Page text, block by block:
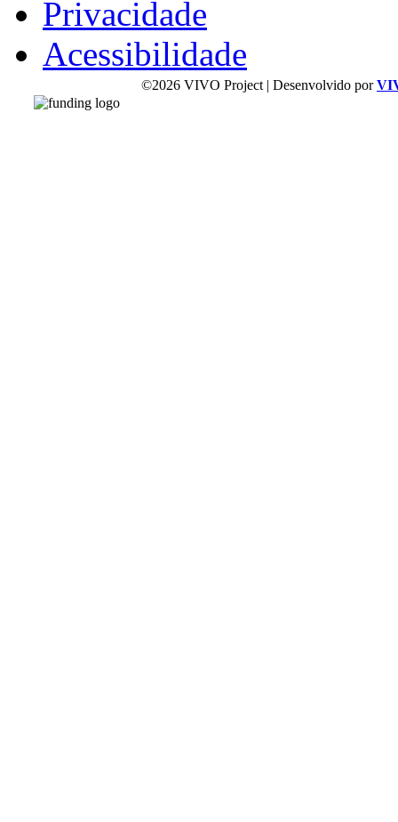
Privacidade
Acessibilidade
©2026 VIVO Project | Desenvolvido por